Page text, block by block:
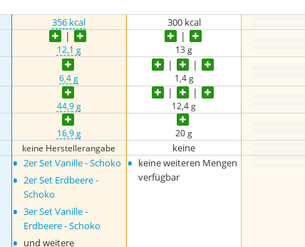
356 kcal 300 kcal
12,1 g 13 g
6,4 g 1,4 g
44,9 g 12,4 g
16,9 g 20 g
keine Herstellerangabe keine
• 2er Set Vanille - Schoko
• 2er Set Erdbeere -
Schoko
• 3er Set Vanille -
Erdbeere - Schoko
und weitere
• keine weiteren Mengen
verfügbar